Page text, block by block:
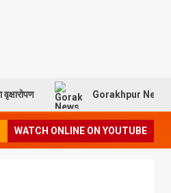
Gorakhpur News –
WATCH ONLINE ON YOUTUBE